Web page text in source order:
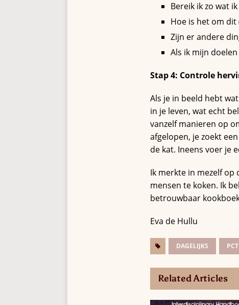
Bereik ik zo wat
Hoe is het om dit
Zijn er andere
Als ik mijn
Stap 4: Controle
Als je in beeld hebt
in je leven, wat echt
vanzelf manieren op
afgelopen, je zoekt
de kat. Ineens voer je
Ik merkte in mezelf
mensen te koken. Ik
betrouwbaar
Eva de Hullu
DAGELIJKS PCT
Related Articles